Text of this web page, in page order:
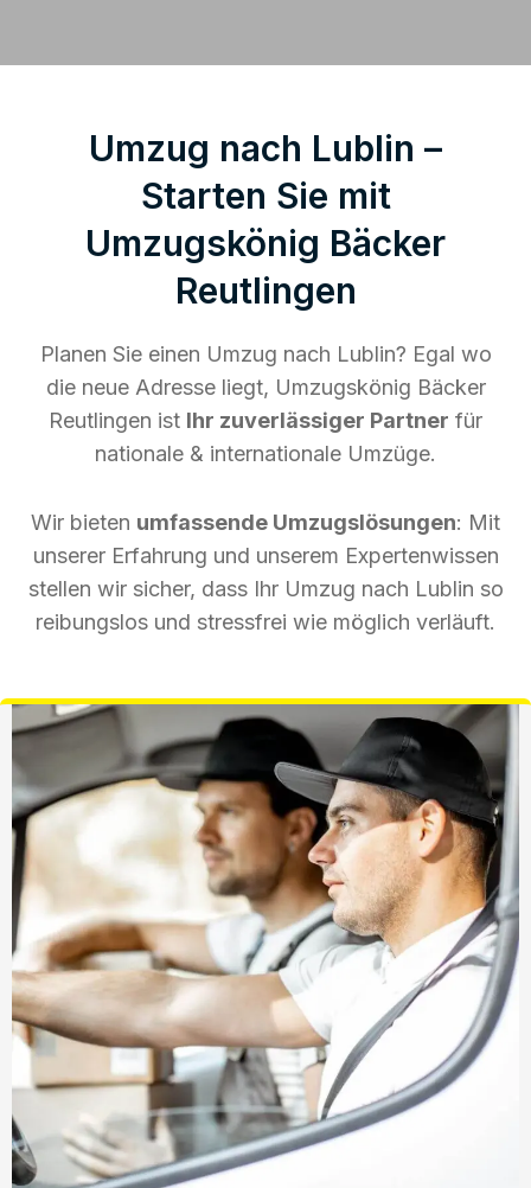
Umzug nach Lublin –
Starten Sie mit
Umzugskönig Bäcker
Reutlingen
Planen Sie einen Umzug nach Lublin? Egal wo
die neue Adresse liegt, Umzugskönig Bäcker
Reutlingen ist Ihr zuverlässiger Partner für
nationale & internationale Umzüge.
Wir bieten umfassende Umzugslösungen: Mit
unserer Erfahrung und unserem Expertenwissen
stellen wir sicher, dass Ihr Umzug nach Lublin so
reibungslos und stressfrei wie möglich verläuft.